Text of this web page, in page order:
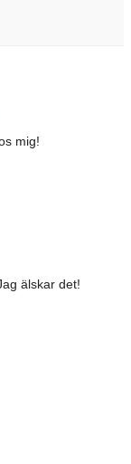
mig!
älskar det!